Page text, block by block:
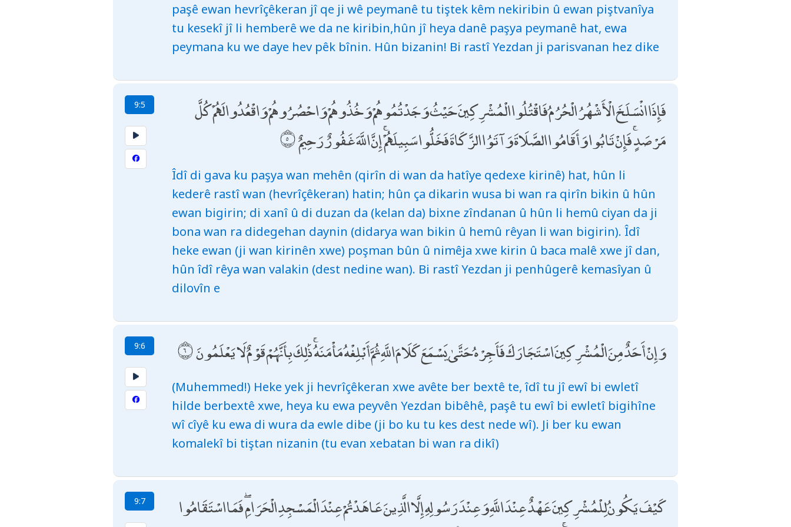
paşê ewan hevrîçêkeran jî qe ji wê peymanê tu tiştek kêm nekiribin û ewan piştvanîya
tu kesekî jî li hemberê we da ne kiribin,hûn jî heya danê paşya peymanê hat, ewa
peymana ku we daye hev pêk bînin. Hûn bizanin! Bi rastî Yezdan ji parisvanan hez dike
9:5
فَإِذَا انْسَلَخَ الْأَشْهُرُ الْحُرُمُ فَاقْتُلُوا الْمُشْرِكِينَ حَيْثُ وَجَدْتُمُوهُمْ وَخُذُوهُمْ وَاحْصُرُوهُمْ وَاقْعُدُوا لَهُمْ كُلَّ
مَرْصَدٍ ۚ فَإِنْ تَابُوا وَأَقَامُوا الصَّلَاةَ وَآتَوُا الزَّكَاةَ فَخَلُّوا سَبِيلَهُمْ ۚ إِنَّ اللَّهَ غَفُورٌ رَحِيمٌ
Îdî di gava ku paşya wan mehên (qirîn di wan da hatîye qedexe kirinê) hat, hûn li
kederê rastî wan (hevrîçêkeran) hatin; hûn ça dikarin wusa bi wan ra qirîn bikin û hûn
ewan bigirin; di xanî û di duzan da (kelan da) bixne zîndanan û hûn li hemû ciyan da ji
bona wan ra didegehan daynin (didarya wan bikin û hemû rêyan li wan bigirin). Îdî
heke ewan (ji wan kirinên xwe) poşman bûn û nimêja xwe kirin û baca malê xwe jî dan,
hûn îdî rêya wan valakin (dest nedine wan). Bi rastî Yezdan ji penhûgerê kemasîyan û
dilovîn e
9:6 وَإِنْ أَحَدٌ مِنَ الْمُشْرِكِينَ اسْتَجَارَكَ فَأَجِرْهُ حَتَّىٰ يَسْمَعَ كَلَامَ اللَّهِ ثُمَّ أَبْلِغْهُ مَأْمَنَهُ ۚ ذَٰلِكَ بِأَنَّهُمْ قَوْمٌ لَا يَعْلَمُونَ
(Muhemmed!) Heke yek ji hevrîçêkeran xwe avête ber bextê te, îdî tu jî ewî bi ewletî
hilde berbextê xwe, heya ku ewa peyvên Yezdan bibêhê, paşê tu ewî bi ewletî bigihîne
wî cîyê ku ewa di wura da ewle dibe (ji bo ku tu kes dest nede wî). Ji ber ku ewan
komalekî bi tiştan nizanin (tu evan xebatan bi wan ra dikî)
9:7
كَيْفَ يَكُونُ لِلْمُشْرِكِينَ عَهْدٌ عِنْدَ اللَّهِ وَعِنْدَ رَسُولِهِ إِلَّا الَّذِينَ عَاهَدْتُمْ عِنْدَ الْمَسْجِدِ الْحَرَامِ ۖ فَمَا اسْتَقَامُوا